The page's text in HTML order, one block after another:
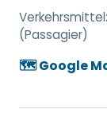
Verkehrsmittel:
(Passagier)
🗺️ Google